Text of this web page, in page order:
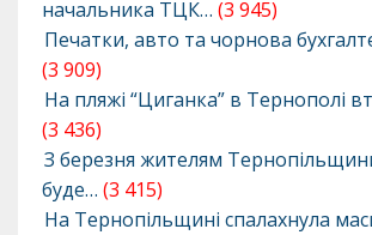
начальника ТЦК… (3 945)
Печатки, авто та чорнова
(3 909)
На пляжі “Циганка” в Тернополі
(3 436)
З березня жителям
буде… (3 415)
На Тернопільщині спалахнула